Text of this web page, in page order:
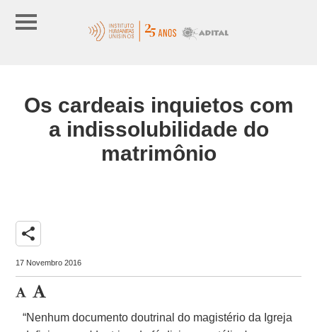
Os cardeais inquietos com
a indissolubilidade do
matrimônio
share
17 Novembro 2016
“Nenhum documento doutrinal do magistério da Igreja